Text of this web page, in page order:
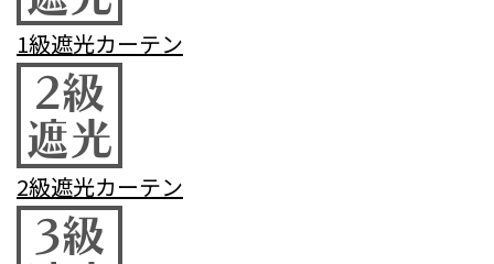
1級遮光カーテン
2級遮光カーテン